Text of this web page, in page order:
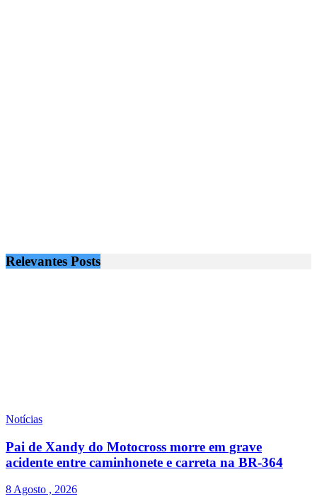
Relevantes Posts
Notícias
Pai de Xandy do Motocross morre em grave
acidente entre caminhonete e carreta na BR-364
8 Agosto , 2026